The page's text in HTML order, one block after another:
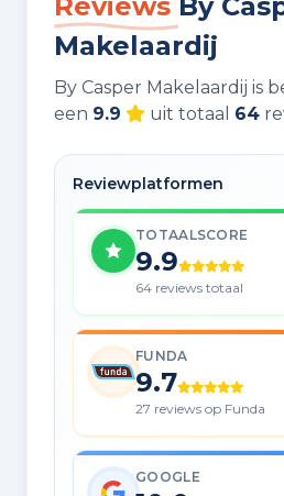
Makelaardij
By Casper Makelaardij is
een 9.9 uit totaal 64
Reviewplatformen
TOTAALSCORE
9.9
64 reviews totaal
FUNDA
9.7
27 reviews op Funda
GOOGLE